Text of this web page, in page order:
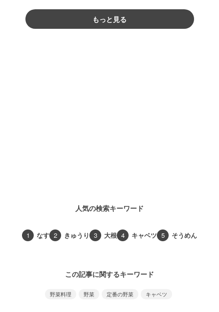
もっと見る
人気の検索キーワード
1 なす 2 きゅうり 3 大根 4 キャベツ 5 そうめん
この記事に関するキーワード
野菜料理 野菜 定番の野菜 キャベツ